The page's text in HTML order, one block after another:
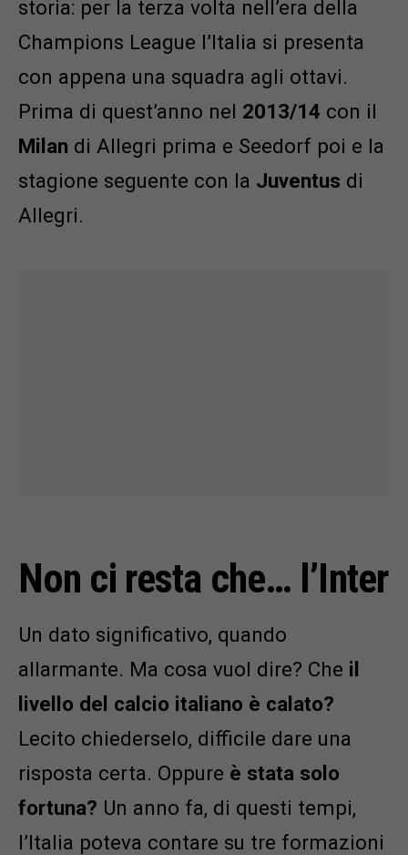
storia: per la terza volta nell’era della
Champions League l’Italia si presenta
con appena una squadra agli ottavi.
Prima di quest’anno nel 2013/14 con il
Milan di Allegri prima e Seedorf poi e la
stagione seguente con la Juventus di
Allegri.
Non ci resta che… l’Inter
Un dato significativo, quando
allarmante. Ma cosa vuol dire? Che il
livello del calcio italiano è calato?
Lecito chiederselo, difficile dare una
risposta certa. Oppure è stata solo
fortuna? Un anno fa, di questi tempi,
l’Italia poteva contare su tre formazioni